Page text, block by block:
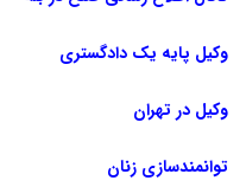
وکیل پایه یک دادگستری
وکیل در تهران
توانمندسازی زنان